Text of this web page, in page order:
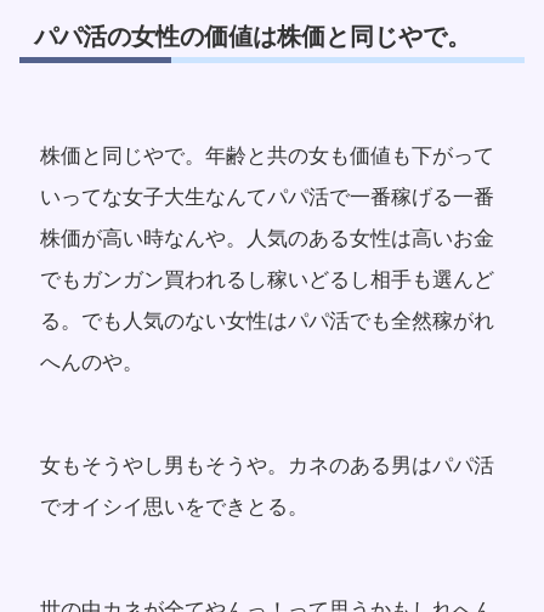
パパ活の女性の価値は株価と同じやで。
株価と同じやで。年齢と共の女も価値も下がって
いってな女子大生なんてパパ活で一番稼げる一番
株価が高い時なんや。人気のある女性は高いお金
でもガンガン買われるし稼いどるし相手も選んど
る。でも人気のない女性はパパ活でも全然稼がれ
へんのや。
女もそうやし男もそうや。カネのある男はパパ活
でオイシイ思いをできとる。